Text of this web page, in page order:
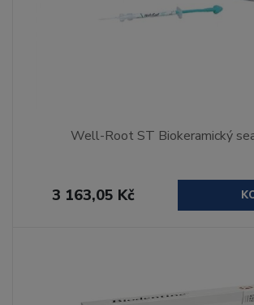
Well-Root ST Biokeramický
3 163,05 Kč